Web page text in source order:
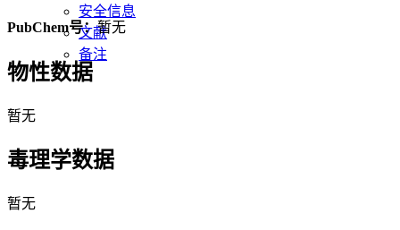
安全信息
文献
备注
PubChem号：暂无
物性数据
暂无
毒理学数据
暂无